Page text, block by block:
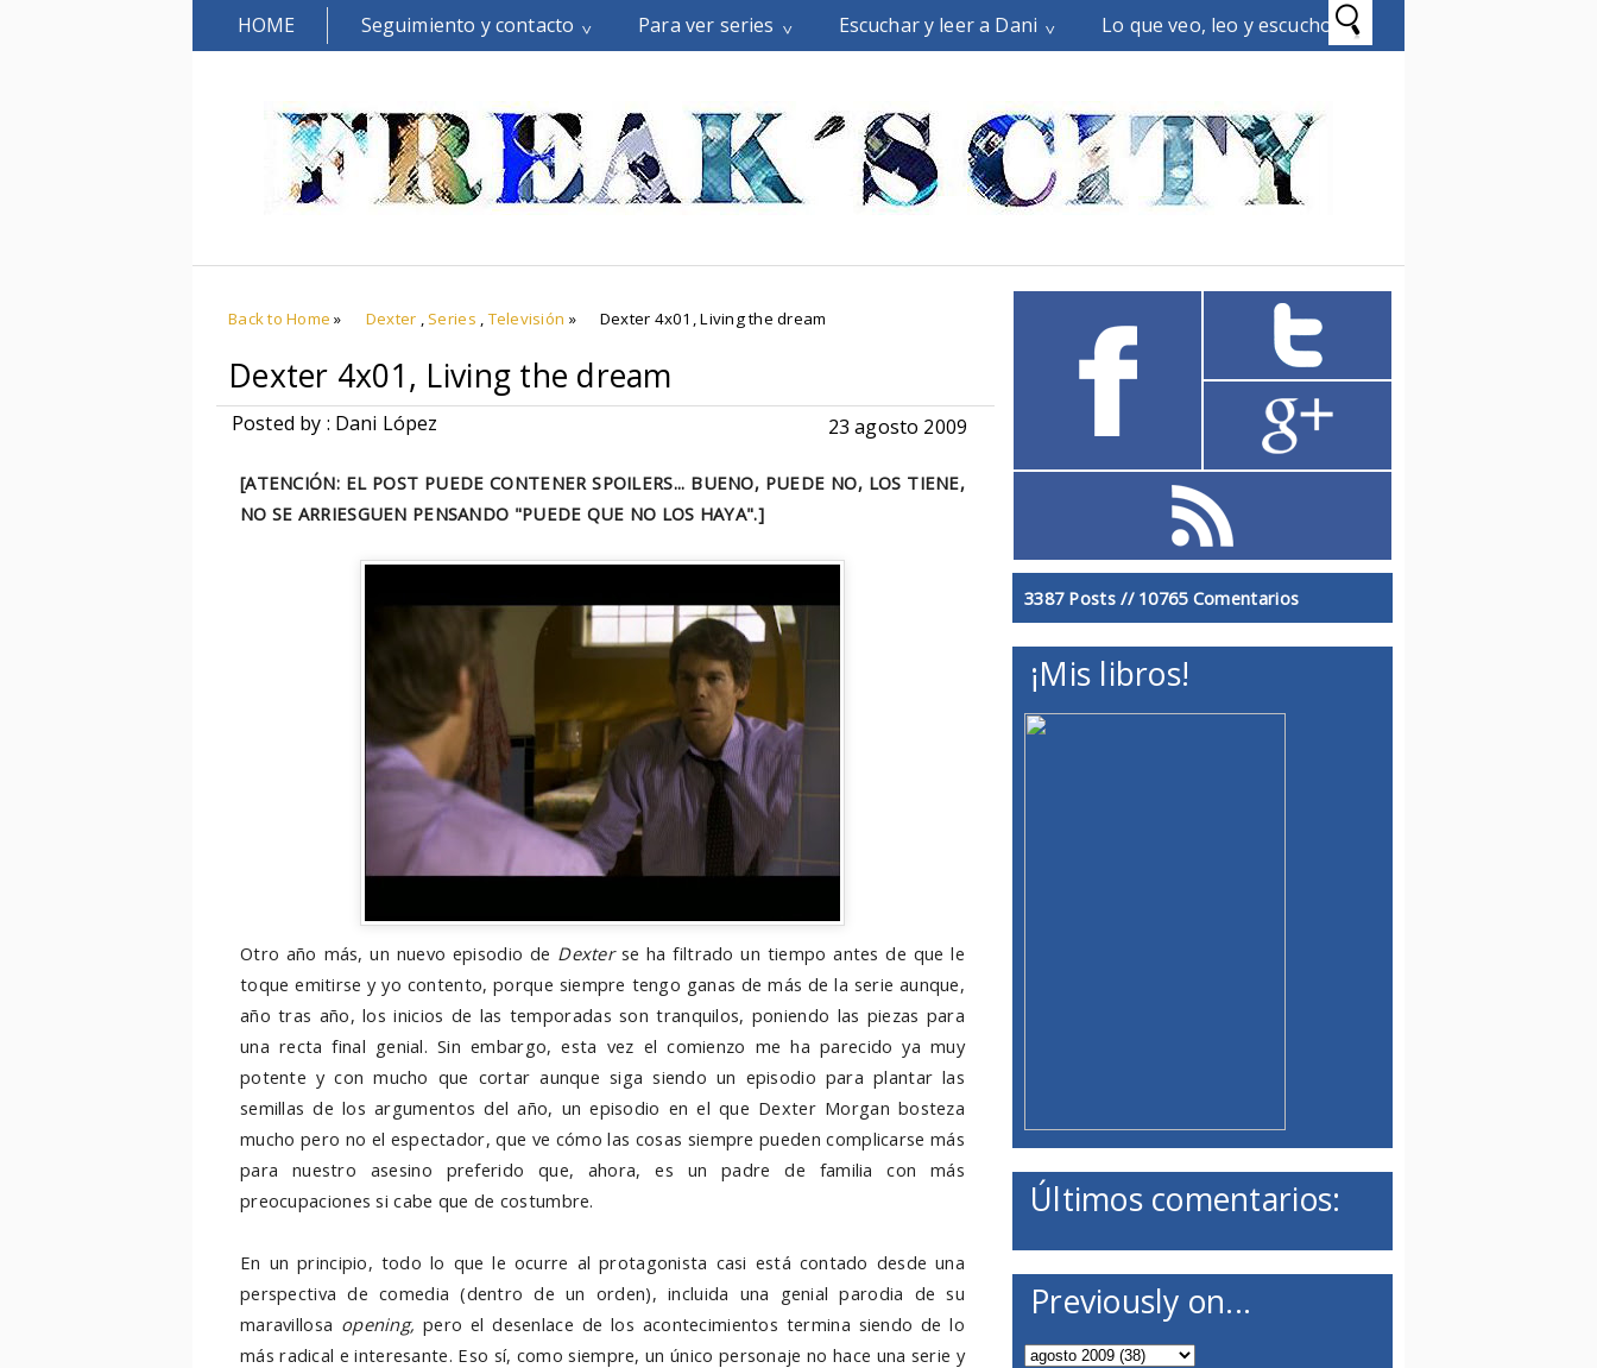
HOME Seguimiento y contacto Para ver series Escuchar y leer a Dani Lo que veo, leo y escucho
Back to Home » Dexter , Series ,Televisión » Dexter 4x01, Living the dream
Dexter 4x01, Living the dream
Posted by : Dani López 23 agosto 2009
[ATENCIÓN: EL POST PUEDE CONTENER SPOILERS... BUENO, PUEDE NO, LOS TIENE,
NO SE ARRIESGUEN PENSANDO "PUEDE QUE NO LOS HAYA".]
Otro año más, un nuevo episodio de Dexterse ha filtrado un tiempo antes de que le
toque emitirse y yo contento, porque siempre tengo ganas de más de la serie aunque,
año tras año, los inicios de las temporadas son tranquilos, poniendo las piezas para
una recta final genial. Sin embargo, esta vez el comienzo me ha parecido ya muy
potente y con mucho que cortar aunque siga siendo un episodio para plantar las
semillas de los argumentos del año, un episodio en el que Dexter Morgan bosteza
mucho pero no el espectador, que ve cómo las cosas siempre pueden complicarse más
para nuestro asesino preferido que, ahora, es un padre de familia con más
preocupaciones si cabe que de costumbre.
En un principio, todo lo que le ocurre al protagonista casi está contado desde una
perspectiva de comedia (dentro de un orden), incluida una genial parodia de su
maravillosa opening, pero el desenlace de los acontecimientos termina siendo de lo
más radical e interesante. Eso sí, como siempre, un único personaje no hace una serie y
3387 Posts // 10765 Comentarios
¡Mis libros!
Últimos comentarios:
Previously on...